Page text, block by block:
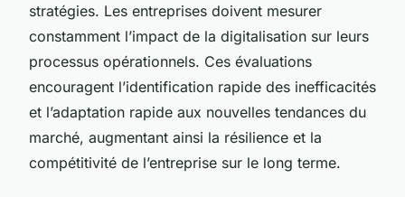
stratégies. Les entreprises doivent mesurer
constamment l’impact de la digitalisation sur leurs
processus opérationnels. Ces évaluations
encouragent l’identification rapide des inefficacités
et l’adaptation rapide aux nouvelles tendances du
marché, augmentant ainsi la résilience et la
compétitivité de l’entreprise sur le long terme.